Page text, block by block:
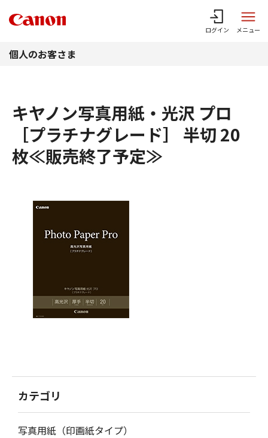
ログイン メニュー
個人のお客さま
キヤノン写真用紙・光沢 プロ
［プラチナグレード］ 半切 20
枚≪販売終了予定≫
カテゴリ
写真用紙（印画紙タイプ）